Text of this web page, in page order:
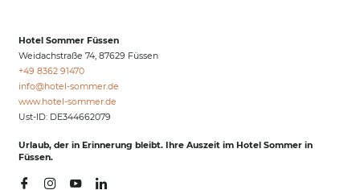
Hotel Sommer Füssen
Weidachstraße 74, 87629 Füssen
+49 8362 91470
info@hotel-sommer.de
www.hotel-sommer.de
Ust-ID: DE344662079
Urlaub, der in Erinnerung bleibt. Ihre Auszeit im Hotel Sommer in
Füssen.